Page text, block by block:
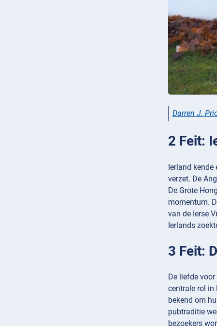
Darren J.
2 Feit:
Ierland kende
verzet. De
De Grote
momentum.
van de Ierse
Ierlands
3 Feit:
De liefde
centrale rol in
bekend om
pubtraditie
bezoekers